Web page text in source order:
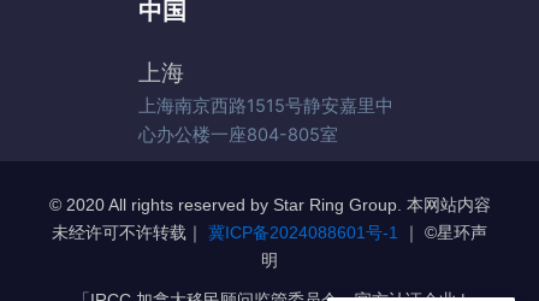
中国
上海
上海南京西路1515号静安嘉里中
心办公楼一座804-805室
© 2020 All rights reserved by Star Ring Group. 本网站内容
未经许可不许转载｜ 冀ICP备2024088601号-1
｜ ©️星环声
明